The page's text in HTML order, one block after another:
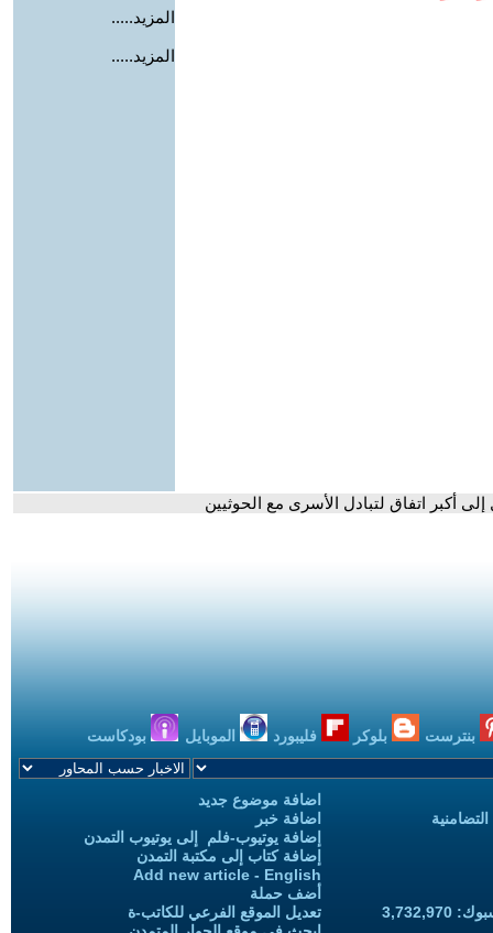
المزيد.....
المزيد.....
أكبر اتفاق لتبادل الأسرى مع الحوثيين
بنترست بلوكر فليبورد الموبايل بودكاست
اضافة موضوع جديد
اضافة خبر
إضافة يوتيوب-فلم إلى يوتيوب التمدن
إضافة كتاب إلى مكتبة التمدن
Add new article - English
أضف حملة
تعديل الموقع الفرعي للكاتب-ة